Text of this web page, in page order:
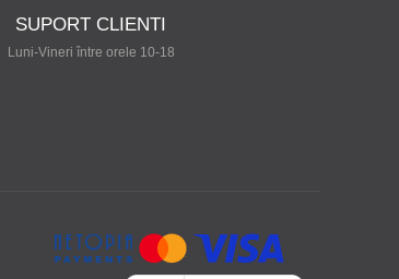
SUPORT CLIENTI
Luni-Vineri între orele 10-18